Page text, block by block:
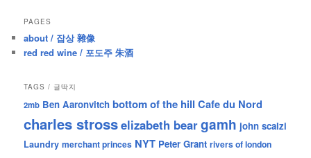
PAGES
about / 잡상 雜像
red red wine / 포도주 朱酒
TAGS / 글딱지
2mb Ben Aaronvitch bottom of the hill Cafe du Nord
charles strosselizabeth beargamh john scalzi
Laundry merchant princes NYT Peter Grant rivers of london